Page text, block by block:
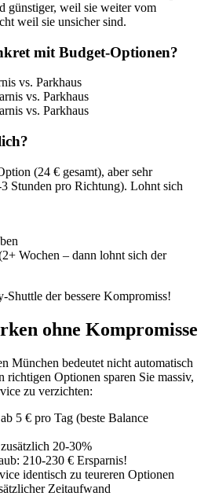
günstiger, weil sie weiter vom
weil sie unsicher sind.
mit Budget-Optionen?
vs. Parkhaus
vs. Parkhaus
vs. Parkhaus
(24 € gesamt), aber sehr
Stunden pro Richtung). Lohnt sich
Wochen – dann lohnt sich der
Shuttle der bessere Kompromiss!
ohne Kompromisse
München bedeutet nicht automatisch
richtigen Optionen sparen Sie massiv,
zu verzichten:
5 € pro Tag (beste Balance
20-30%
210-230 € Ersparnis!
identisch zu teureren Optionen
Zeitaufwand